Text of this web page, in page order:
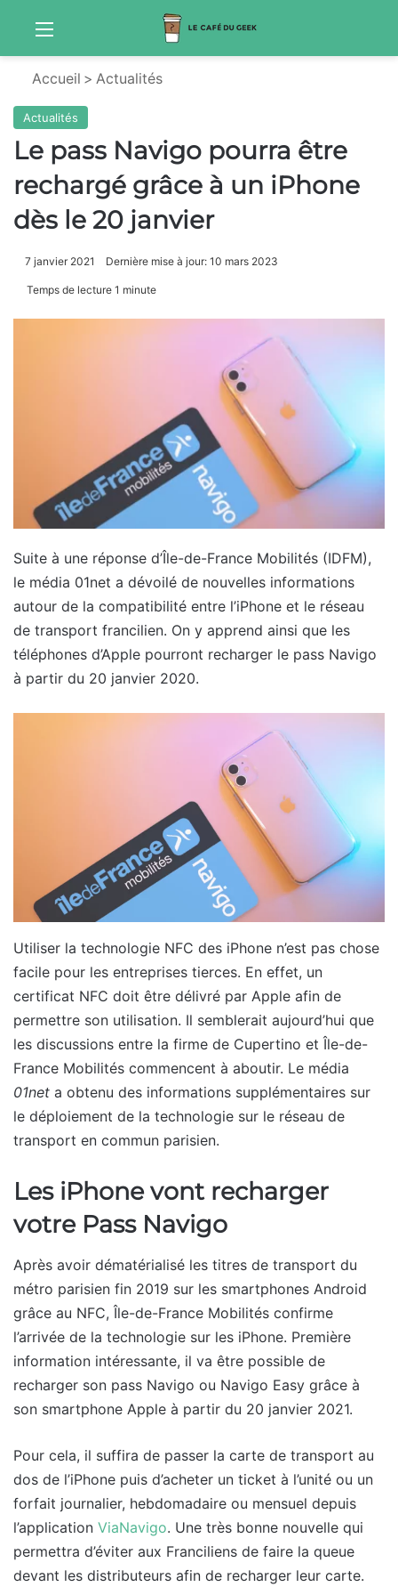
Menu
Accueil > Actualités
Actualités
Le pass Navigo pourra être
rechargé grâce à un iPhone
dès le 20 janvier
7 janvier 2021 Dernière mise à jour: 10 mars 2023
Temps de lecture 1 minute
Suite à une réponse d’Île-de-France Mobilités (IDFM),
le média 01net a dévoilé de nouvelles informations
autour de la compatibilité entre l’iPhone et le réseau
de transport francilien. On y apprend ainsi que les
téléphones d’Apple pourront recharger le pass Navigo
à partir du 20 janvier 2020.
Utiliser la technologie NFC des iPhone n’est pas chose
facile pour les entreprises tierces. En effet, un
certificat NFC doit être délivré par Apple afin de
permettre son utilisation. Il semblerait aujourd’hui que
les discussions entre la firme de Cupertino et Île-de-
France Mobilités commencent à aboutir. Le média
01net a obtenu des informations supplémentaires sur
le déploiement de la technologie sur le réseau de
transport en commun parisien.
Les iPhone vont recharger
votre Pass Navigo
Après avoir dématérialisé les titres de transport du
métro parisien fin 2019 sur les smartphones Android
grâce au NFC, Île-de-France Mobilités confirme
l’arrivée de la technologie sur les iPhone. Première
information intéressante, il va être possible de
recharger son pass Navigo ou Navigo Easy grâce à
son smartphone Apple à partir du 20 janvier 2021.
Pour cela, il suffira de passer la carte de transport au
dos de l’iPhone puis d’acheter un ticket à l’unité ou un
forfait journalier, hebdomadaire ou mensuel depuis
l’application ViaNavigo. Une très bonne nouvelle qui
permettra d’éviter aux Franciliens de faire la queue
devant les distributeurs afin de recharger leur carte.